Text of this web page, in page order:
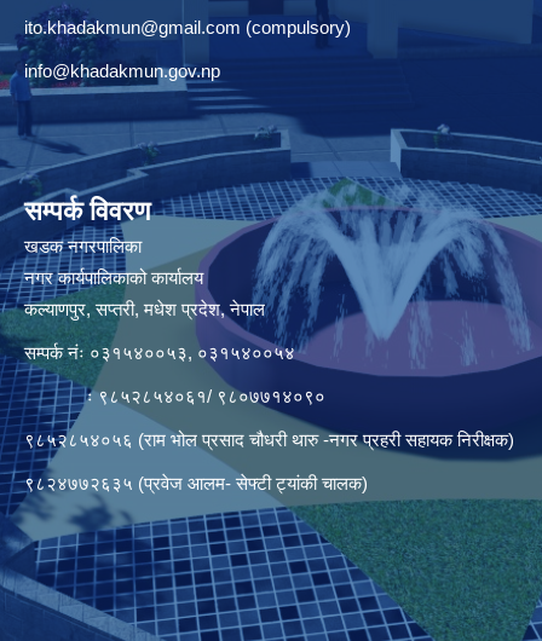
ito.khadakmun@gmail.com (compulsory)
info@khadakmun.gov.np
सम्पर्क विवरण
खडक नगरपालिका
नगर कार्यपालिकाको कार्यालय
कल्याणपुर, सप्तरी, मधेश प्रदेश, नेपाल
सम्पर्क नंः ०३१५४००५३, ०३१५४००५४
ः ९८५२८५४०६१/ ९८०७७१४०९०
९८५२८५४०५६ (राम भोल प्रसाद चौधरी थारु -नगर प्रहरी सहायक निरीक्षक)
९८२४७७२६३५ (प्रवेज आलम- सेफ्टी ट्यांकी चालक)